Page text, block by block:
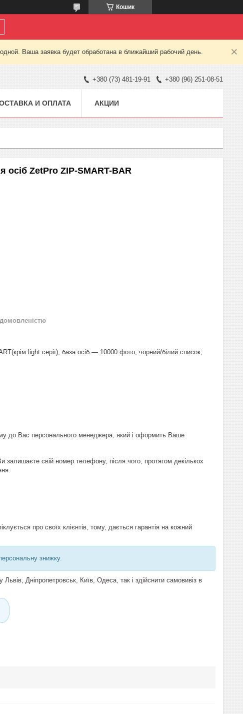
Кошик
Ваша заявка будет обработана в ближайший рабочий день.
+380 (73) 481-19-91 +380 (96) 251-08-51
И ОПЛАТА АКЦИИ
осіб ZetPro ZIP-SMART-BAR
light серії); база осіб — 10000 фото; чорний/білий список;
до Вас персонального менеджера, який і оформить Ваше
свій номер телефону, після чого, протягом декількох
про своїх клієнтів, тому, дається гарантія на кожний
знижку.
Дніпропетровськ, Київ, Одеса, так і здійснити самовивіз в